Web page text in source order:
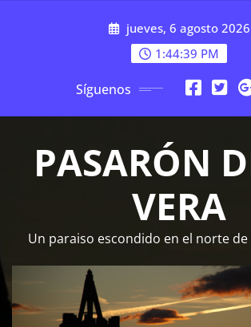
jueves, 6 agosto 2026
1:44:39 PM
Síguenos
PASARÓN
VERA
Un paraiso escondido en el norte